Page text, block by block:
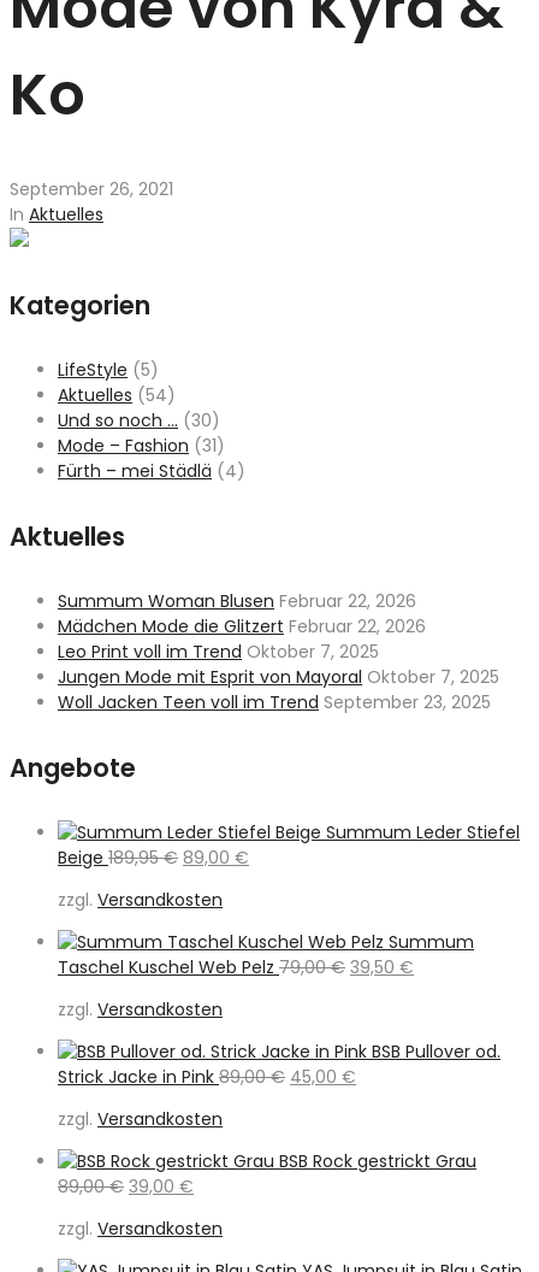
Ko
September 26, 2021
In Aktuelles
Kategorien
LifeStyle (5)
Aktuelles (54)
Und so noch … (30)
Mode – Fashion (31)
Fürth – mei Städlä (4)
Aktuelles
Summum Woman Blusen Februar 22, 2026
Mädchen Mode die Glitzert Februar 22, 2026
Leo Print voll im Trend Oktober 7, 2025
Jungen Mode mit Esprit von Mayoral Oktober 7, 2025
Woll Jacken Teen voll im Trend September 23, 2025
Angebote
Summum Leder Stiefel
Beige 189,95€ Ursprünglicher
war:
189,95 €
89,00 €
89,00 €.
zzgl. Versandkosten
Summum
Taschel Kuschel Web Pelz 79,00€ Ursprünglicher
79,00 €
39,50 €
39,50 €.
zzgl. Versandkosten
BSB Pullover od.
Strick Jacke in Pink 89,00€ Ursprünglicher
89,00 €
45,00 €
45,00 €.
zzgl. Versandkosten
BSB Rock gestrickt Grau
89,00€ Ursprünglicher
war:
89,00 €
39,00 €
ist:
39,00 €.
zzgl. Versandkosten